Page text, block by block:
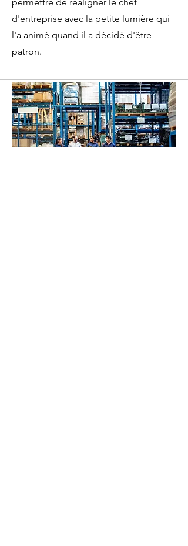
d'entreprise avec la petite lumière qui
l'a animé quand il a décidé d'être
patron.